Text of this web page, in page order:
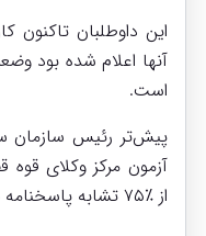
این داوطلبان تاکنون
آنها اعلام شده بود
است.
پیش‌تر رئیس سازمان
آزمون مرکز وکلای قوه
از ٪۷۵ تشابه پاسخنامه به آزمون مجدد دعوت می‌شوند.